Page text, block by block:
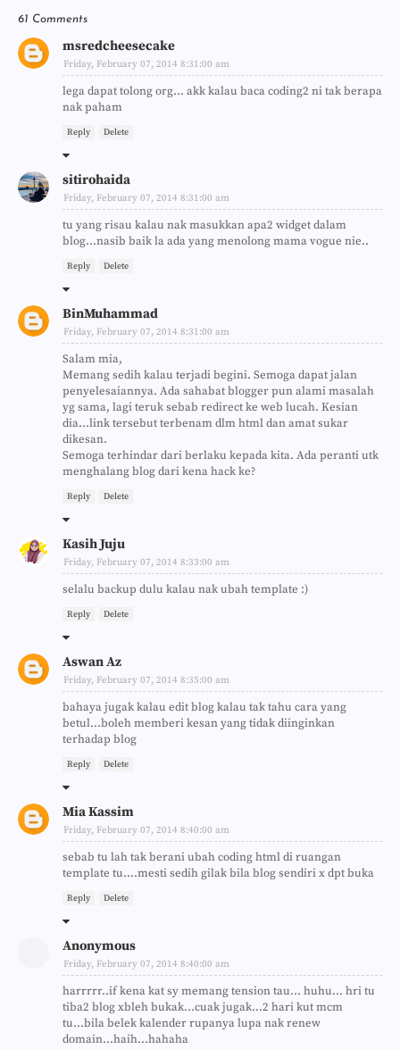
61 Comments
msredcheesecake
Friday, February 07, 2014 8:31:00 am
lega dapat tolong org... akk kalau baca coding2 ni tak berapa
nak paham
Reply Delete
sitirohaida
Friday, February 07, 2014 8:31:00 am
tu yang risau kalau nak masukkan apa2 widget dalam
blog...nasib baik la ada yang menolong mama vogue nie..
Reply Delete
BinMuhammad
Friday, February 07, 2014 8:31:00 am
Salam mia,
Memang sedih kalau terjadi begini. Semoga dapat jalan
penyelesaiannya. Ada sahabat blogger pun alami masalah
yg sama, lagi teruk sebab redirect ke web lucah. Kesian
dia...link tersebut terbenam dlm html dan amat sukar
dikesan.
Semoga terhindar dari berlaku kepada kita. Ada peranti utk
menghalang blog dari kena hack ke?
Reply Delete
Kasih Juju
Friday, February 07, 2014 8:33:00 am
selalu backup dulu kalau nak ubah template :)
Reply Delete
Aswan Az
Friday, February 07, 2014 8:35:00 am
bahaya jugak kalau edit blog kalau tak tahu cara yang
betul...boleh memberi kesan yang tidak diinginkan
terhadap blog
Reply Delete
Mia Kassim
Friday, February 07, 2014 8:40:00 am
sebab tu lah tak berani ubah coding html di ruangan
template tu....mesti sedih gilak bila blog sendiri x dpt buka
Reply Delete
Anonymous
Friday, February 07, 2014 8:40:00 am
harrrrr..if kena kat sy memang tension tau... huhu... hri tu
tiba2 blog xbleh bukak...cuak jugak...2 hari kut mcm
tu...bila belek kalender rupanya lupa nak renew
domain...haih...hahaha